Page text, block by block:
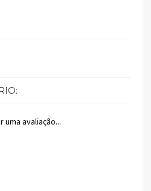
avaliação...